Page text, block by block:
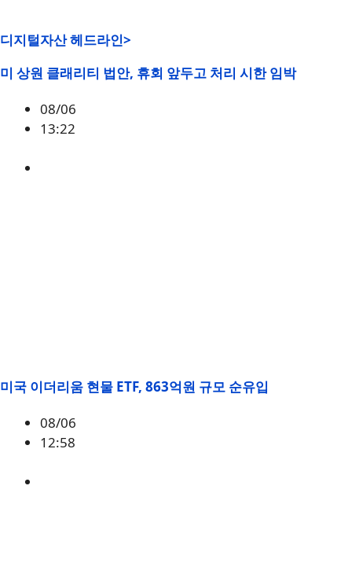
디지털자산 헤드라인>
미 상원 클래리티 법안, 휴회 앞두고 처리 시한 임박
08/06
13:22
미국 이더리움 현물 ETF, 863억원 규모 순유입
08/06
12:58